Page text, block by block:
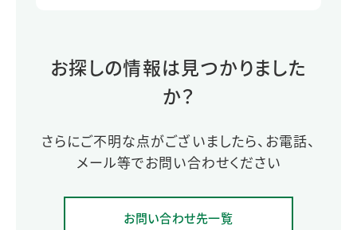
お探しの情報は見つかりました
か？
さらにご不明な点がございましたら、お電話、
メール等でお問い合わせください
お問い合わせ先一覧